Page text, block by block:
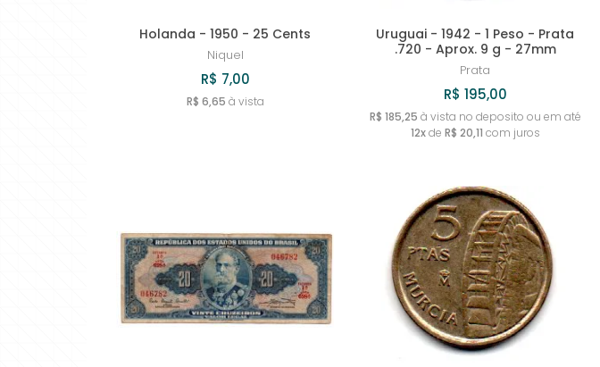
Holanda - 1950 - 25 Cents
Niquel
R$ 7,00
R$ 6,65 à vista
Uruguai - 1942 - 1 Peso - Prata
.720 - Aprox. 9 g - 27mm
Prata
R$ 195,00
R$ 185,25 à vista no deposito ou em até
12xde R$ 20,11 com juros